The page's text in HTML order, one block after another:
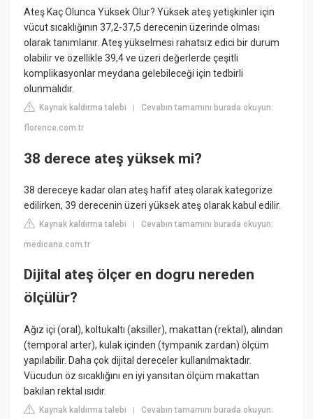
Ateş Kaç Olunca Yüksek Olur? Yüksek ateş yetişkinler için
vücut sıcaklığının 37,2-37,5 derecenin üzerinde olması
olarak tanımlanır. Ateş yükselmesi rahatsız edici bir durum
olabilir ve özellikle 39,4 ve üzeri değerlerde çeşitli
komplikasyonlar meydana gelebileceği için tedbirli
olunmalıdır.
Kaynak kaldırma talebi |Cevabın tamamını burada okuyun:
florence.com.tr
38 derece ateş yüksek mi?
38 dereceye kadar olan ateş hafif ateş olarak kategorize
edilirken, 39 derecenin üzeri yüksek ateş olarak kabul edilir.
Kaynak kaldırma talebi |Cevabın tamamını burada okuyun:
medicana.com.tr
Dijital ateş ölçer en dogru nereden
ölçülür?
Ağız içi (oral), koltukaltı (aksiller), makattan (rektal), alından
(temporal arter), kulak içinden (tympanik zardan) ölçüm
yapılabilir. Daha çok dijital dereceler kullanılmaktadır.
Vücudun öz sıcaklığını en iyi yansıtan ölçüm makattan
bakılan rektal ısıdır.
Kaynak kaldırma talebi |Cevabın tamamını burada okuyun: